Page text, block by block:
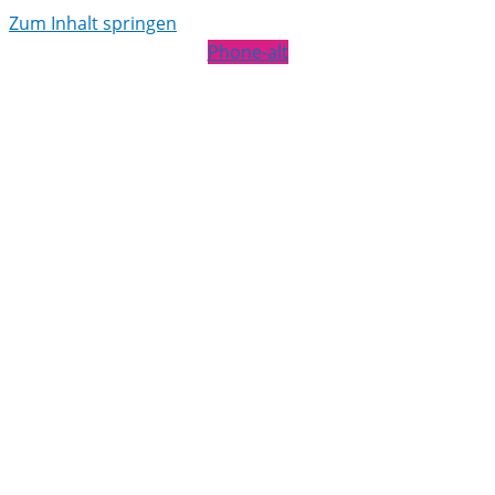
Zum Inhalt springen
Phone-alt